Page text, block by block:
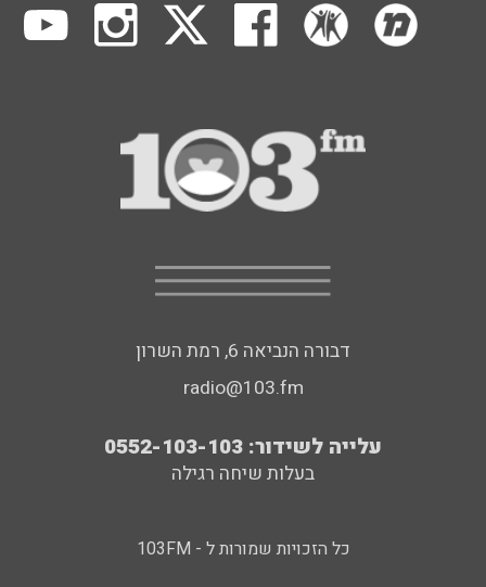
דבורה הנביאה 6, רמת השרון
radio@103.fm
עלייה לשידור: 0552-103-103
בעלות שיחה רגילה
כל הזכויות שמורות ל - 103FM